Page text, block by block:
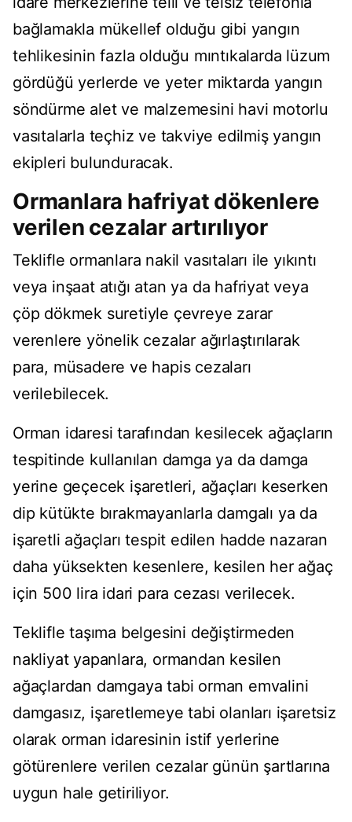
bağlamakla mükellef olduğu gibi yangın
tehlikesinin fazla olduğu mıntıkalarda lüzum
gördüğü yerlerde ve yeter miktarda yangın
söndürme alet ve malzemesini havi motorlu
vasıtalarla teçhiz ve takviye edilmiş yangın
ekipleri bulunduracak.
Ormanlara hafriyat dökenlere
verilen cezalar artırılıyor
Teklifle ormanlara nakil vasıtaları ile yıkıntı
veya inşaat atığı atan ya da hafriyat veya
çöp dökmek suretiyle çevreye zarar
verenlere yönelik cezalar ağırlaştırılarak
para, müsadere ve hapis cezaları
verilebilecek.
Orman idaresi tarafından kesilecek ağaçların
tespitinde kullanılan damga ya da damga
yerine geçecek işaretleri, ağaçları keserken
dip kütükte bırakmayanlarla damgalı ya da
işaretli ağaçları tespit edilen hadde nazaran
daha yüksekten kesenlere, kesilen her ağaç
için 500 lira idari para cezası verilecek.
Teklifle taşıma belgesini değiştirmeden
nakliyat yapanlara, ormandan kesilen
ağaçlardan damgaya tabi orman emvalini
damgasız, işaretlemeye tabi olanları işaretsiz
olarak orman idaresinin istif yerlerine
götürenlere verilen cezalar günün şartlarına
uygun hale getiriliyor.